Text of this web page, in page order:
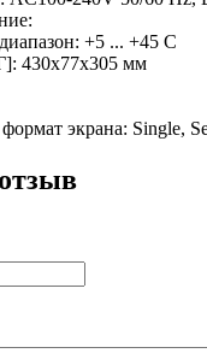
+5 ... +45 C
430x77x305 мм
экрана: Single,